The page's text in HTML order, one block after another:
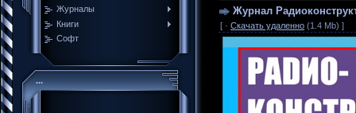
Журналы
Книги
Софт
...
Журнал
[ · Скачать удаленно (1.4 Mb) ]